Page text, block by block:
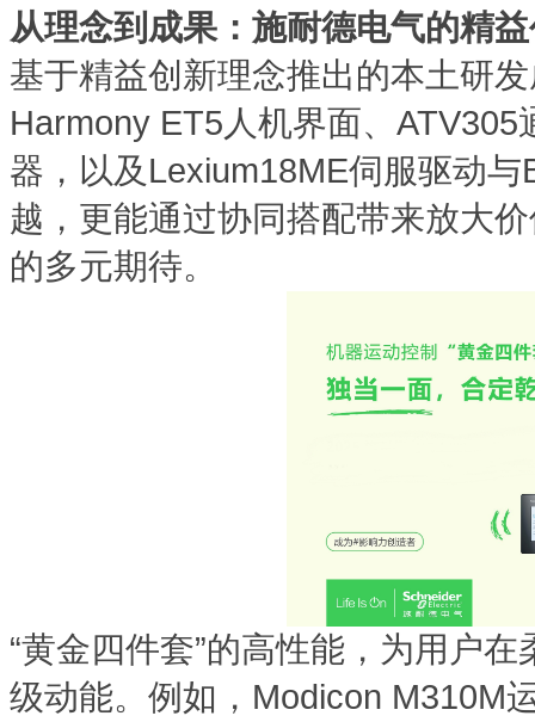
从理念到成果：施耐德电气的精
基于精益创新理念推出的本土研
Harmony ET5人机界面、
器，以及Lexium18ME伺服驱动与
越，更能通过协同搭配带来放大
的多元期待。
“黄金四件套”的高性能，为用户
级动能。例如，Modicon M310M